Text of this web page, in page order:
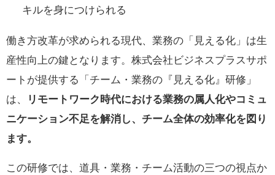
キルを身につけられる
働き方改革が求められる現代、業務の「見える化」は生
産性向上の鍵となります。株式会社ビジネスプラスサポ
ートが提供する「チーム・業務の『見える化』研修」
は、
リモートワーク時代における業務の属人化やコミュ
ニケーション不足を解消し、チーム全体の効率化を図り
ます。
この研修では、道具・業務・チーム活動の三つの視点か